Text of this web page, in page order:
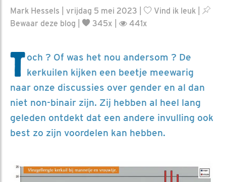
Mark Hessels | vrijdag 5 mei 2023 | Vind ik leuk
Bewaar deze blog
345x | 441x
Toch ? Of was het nou andersom ? De
kerkuilen kijken een beetje meewarig
naar onze discussies over gender en al dan
niet non-binair zijn. Zij hebben al heel lang
geleden ontdekt dat een andere invulling ook
best zo zijn voordelen kan hebben.